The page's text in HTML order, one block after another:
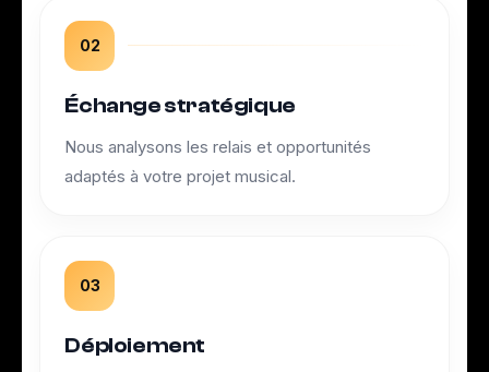
02
Échange stratégique
Nous analysons les relais et opportunités
adaptés à votre projet musical.
03
Déploiement